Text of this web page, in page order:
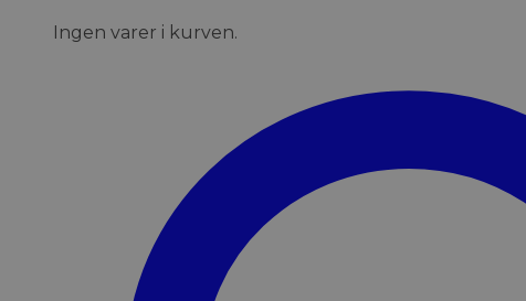
Ingen varer i kurven.